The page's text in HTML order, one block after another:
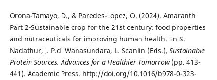
Orona-Tamayo, D., & Paredes-Lopez, O. (2024). Amaranth
Part 2-Sustainable crop for the 21st century: food properties
and nutraceuticals for improving human health. En S.
Nadathur, J. P.d. Wanasundara, L. Scanlin (Eds.), Sustainable
Protein Sources. Advances for a Healthier Tomorrow (pp. 413-
441). Academic Press. http://doi.org/10.1016/b978-0-323-